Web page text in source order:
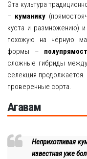
Эта культура
– куманику
куста и размножению) и
похожую на чёрную
формы –
сложные гибриды
селекция
проверенные сорта.
Агавам
Неприхотливая
известная уже